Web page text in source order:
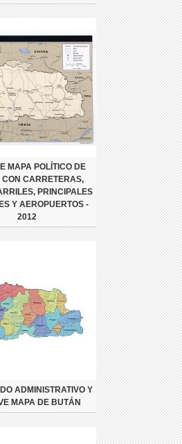
MAPA POLÍTICO DE
CON CARRETERAS,
PRINCIPALES
Y AEROPUERTOS -
2012
ADMINISTRATIVO Y
MAPA DE BUTÁN